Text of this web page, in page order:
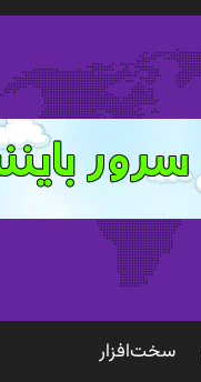
سخت‌افزار